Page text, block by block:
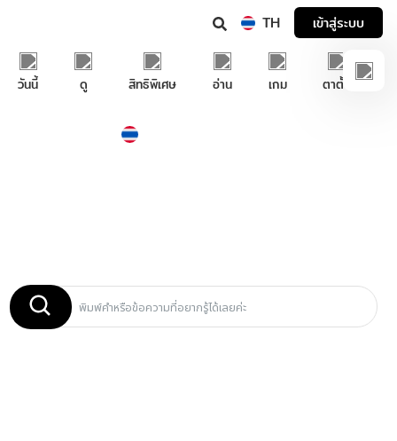
TH เข้าสู่ระบบ
วันนี้ ดู สิทธิพิเศษ อ่าน เกม ตาตั้ง